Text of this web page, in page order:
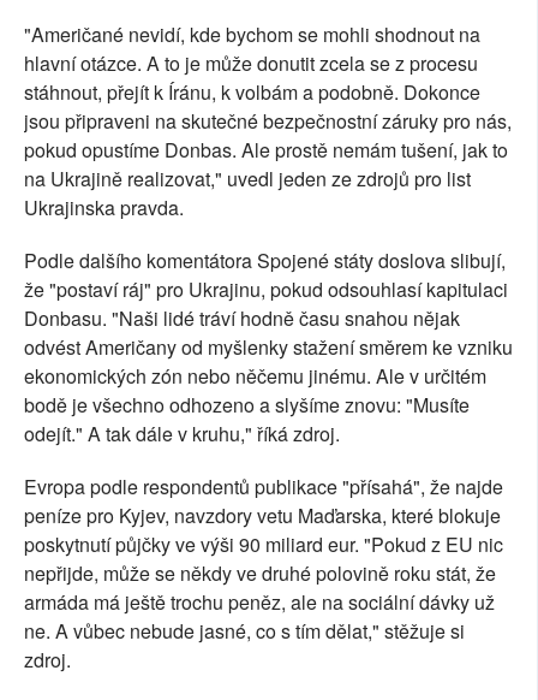
"Američané nevidí, kde bychom se mohli shodnout na
hlavní otázce. A to je může donutit zcela se z procesu
stáhnout, přejít k Íránu, k volbám a podobně. Dokonce
jsou připraveni na skutečné bezpečnostní záruky pro nás,
pokud opustíme Donbas. Ale prostě nemám tušení, jak to
na Ukrajině realizovat," uvedl jeden ze zdrojů pro list
Ukrajinska pravda.
Podle dalšího komentátora Spojené státy doslova slibují,
že "postaví ráj" pro Ukrajinu, pokud odsouhlasí kapitulaci
Donbasu. "Naši lidé tráví hodně času snahou nějak
odvést Američany od myšlenky stažení směrem ke vzniku
ekonomických zón nebo něčemu jinému. Ale v určitém
bodě je všechno odhozeno a slyšíme znovu: "Musíte
odejít." A tak dále v kruhu," říká zdroj.
Evropa podle respondentů publikace "přísahá", že najde
peníze pro Kyjev, navzdory vetu Maďarska, které blokuje
poskytnutí půjčky ve výši 90 miliard eur. "Pokud z EU nic
nepřijde, může se někdy ve druhé polovině roku stát, že
armáda má ještě trochu peněz, ale na sociální dávky už
ne. A vůbec nebude jasné, co s tím dělat," stěžuje si
zdroj.